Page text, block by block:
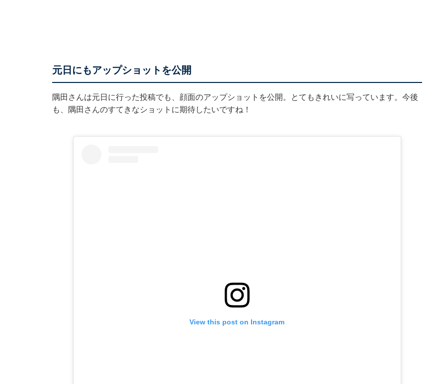
元日にもアップショットを公開
隅田さんは元日に行った投稿でも、顔面のアップショットを公開。とてもきれいに写っています。今後
も、隅田さんのすてきなショットに期待したいですね！
View this post on Instagram